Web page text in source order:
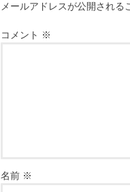
メールアドレスが公開される
コメント ※
名前 ※